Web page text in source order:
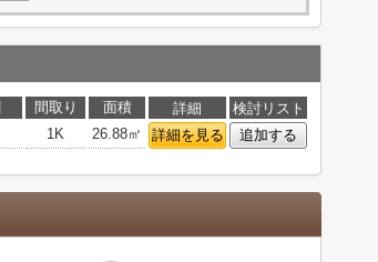
間取り 面積 詳細
検討リスト
1K 26.88㎡ 詳細を見る 追加する